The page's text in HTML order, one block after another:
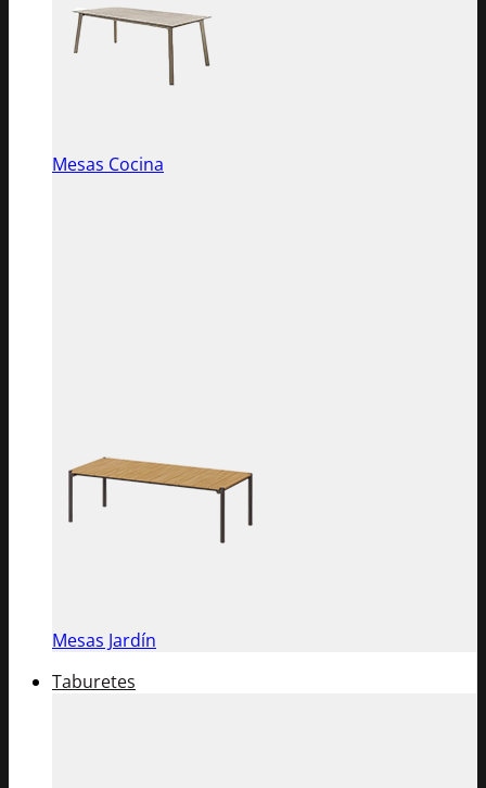
Mesas Cocina
Mesas Jardín
Taburetes